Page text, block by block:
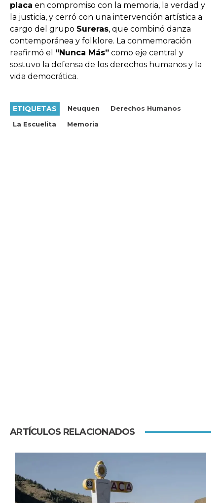
placa en compromiso con la memoria, la verdad y
la justicia, y cerró con una intervención artística a
cargo del grupo Sureras, que combinó danza
contemporánea y folklore. La conmemoración
reafirmó el “Nunca Más” como eje central y
sostuvo la defensa de los derechos humanos y la
vida democrática.
ETIQUETAS Neuquen
Derechos Humanos
La Escuelita
Memoria
ARTÍCULOS RELACIONADOS